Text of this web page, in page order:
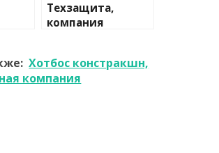
Техзащита,
компания
Хотбос констракшн,
компания